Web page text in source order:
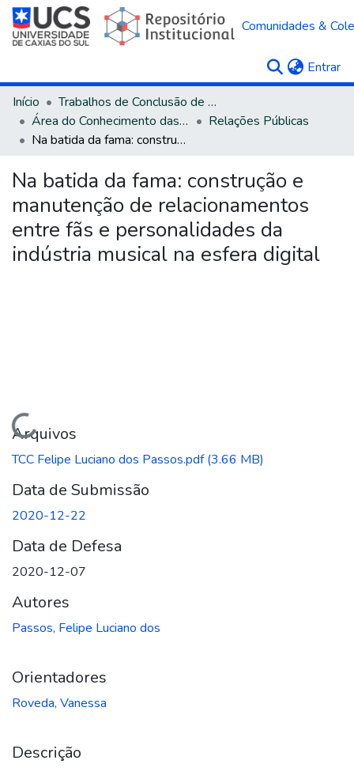
Comunidades &
Entrar
Início
Trabalhos de Conclusão de Curso
Área do Conhecimento das Ciências Sociais Aplicadas
Relações Públicas
Na batida da fama: construção e manutenção de relacionamentos entre fãs e personalidades da indústria musical na esfera digital
Na batida da fama: construção e
manutenção de relacionamentos
entre fãs e personalidades da
indústria musical na esfera digital
Carregando...
Arquivos
TCC Felipe Luciano dos Passos.pdf(3.66 MB)
Data de Submissão
2020-12-22
Data de Defesa
2020-12-07
Autores
Passos, Felipe Luciano dos
Orientadores
Roveda, Vanessa
Descrição